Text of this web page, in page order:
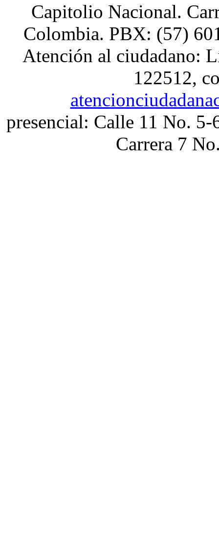
Capitolio Nacional.
Colombia. PBX: (57)
Atención al ciudadano:
122512,
presencial: Calle 11 No.
Carrera 7